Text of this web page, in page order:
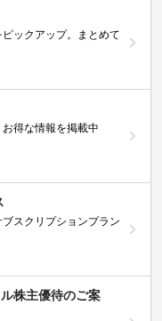
ックアップ。まとめて
得な情報を掲載中
スクリプションプラン
株主優待のご案